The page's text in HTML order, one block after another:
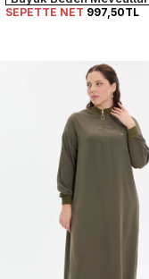
SEPETTE NET 997,50TL